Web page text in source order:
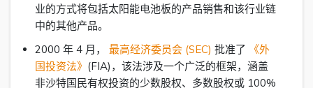
业的方式将包括太阳能电池板的产品销售和该行业链
中的其他产品。
2000 年 4 月， 最高经济委员会 (SEC) 批准了
《外
国投资法》 (FIA)，该法涉及一个广泛的框架，涵盖
非沙特国民有权投资的少数股权、多数股权或 100%